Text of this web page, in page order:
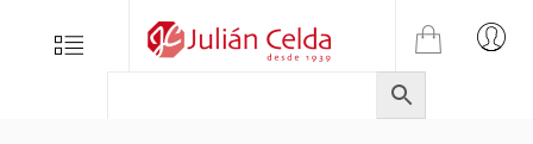
Menu
TIENDA
ONLINE
DE
JULIAN
Folletos